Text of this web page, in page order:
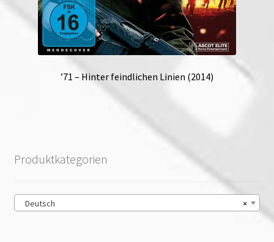
’71 – Hinter feindlichen Linien (2014)
Produktkategorien
×
Deutsch